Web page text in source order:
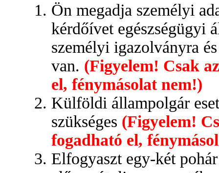
Ön megadja személyi
kérdőívet egészségügyi
személyi igazolványra
van. (Figyelem! Csak
el, fénymásolat nem!)
Külföldi állampolgár
szükséges (Figyelem!
fogadható el,
Elfogyaszt egy-két